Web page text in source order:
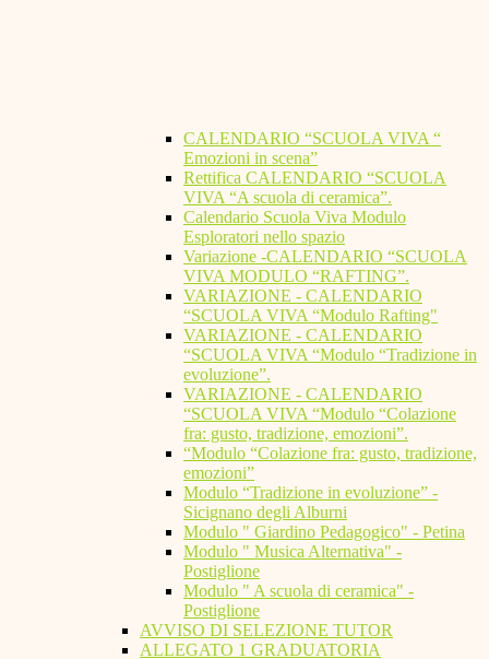
CALENDARIO “SCUOLA VIVA “
Emozioni in scena”
Rettifica CALENDARIO “SCUOLA
VIVA “A scuola di ceramica”.
Calendario Scuola Viva Modulo
Esploratori nello spazio
Variazione -CALENDARIO “SCUOLA
VIVA MODULO “RAFTING”.
VARIAZIONE - CALENDARIO
“SCUOLA VIVA “Modulo Rafting"
VARIAZIONE - CALENDARIO
“SCUOLA VIVA “Modulo “Tradizione in
evoluzione”.
VARIAZIONE - CALENDARIO
“SCUOLA VIVA “Modulo “Colazione
fra: gusto, tradizione, emozioni”.
“Modulo “Colazione fra: gusto, tradizione,
emozioni”
Modulo “Tradizione in evoluzione” -
Sicignano degli Alburni
Modulo " Giardino Pedagogico" - Petina
Modulo " Musica Alternativa" -
Postiglione
Modulo " A scuola di ceramica" -
Postiglione
AVVISO DI SELEZIONE TUTOR
ALLEGATO 1 GRADUATORIA